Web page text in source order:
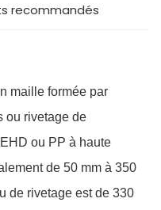
recommandés
maille formée par
ou rivetage de
ou PP à haute
de 50 mm à 350
de rivetage est de 330